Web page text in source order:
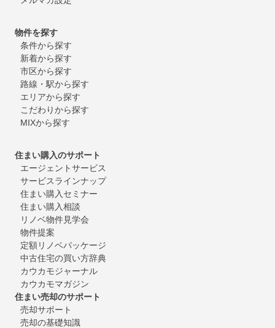
物件を探す
条件から探す
新着から探す
市区から探す
路線・駅から探す
エリアから探す
こだわりから探す
MIXから探す
住まい購入のサポート
エージェントサービス
サービスラインナップ
住まい購入セミナー
住まい購入相談
リノベ物件見学会
物件提案
定額リノベパッケージ
中古住宅の買い方辞典
カウカモジャーナル
カウカモマガジン
住まい売却のサポート
売却サポート
売却の基礎知識